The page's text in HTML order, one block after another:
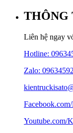
THÔNG
Liên hệ ngay
Hotline:
Zalo:
Youtube.com/